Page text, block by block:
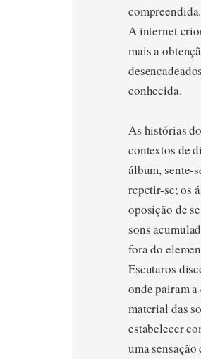
compreendida.
A internet
mais a
conhecida.
As histórias
contextos de
álbum, sente-
repetir-se; os
oposição de
sons
fora do
Escutaros
onde pairam
material das
estabelecer
uma